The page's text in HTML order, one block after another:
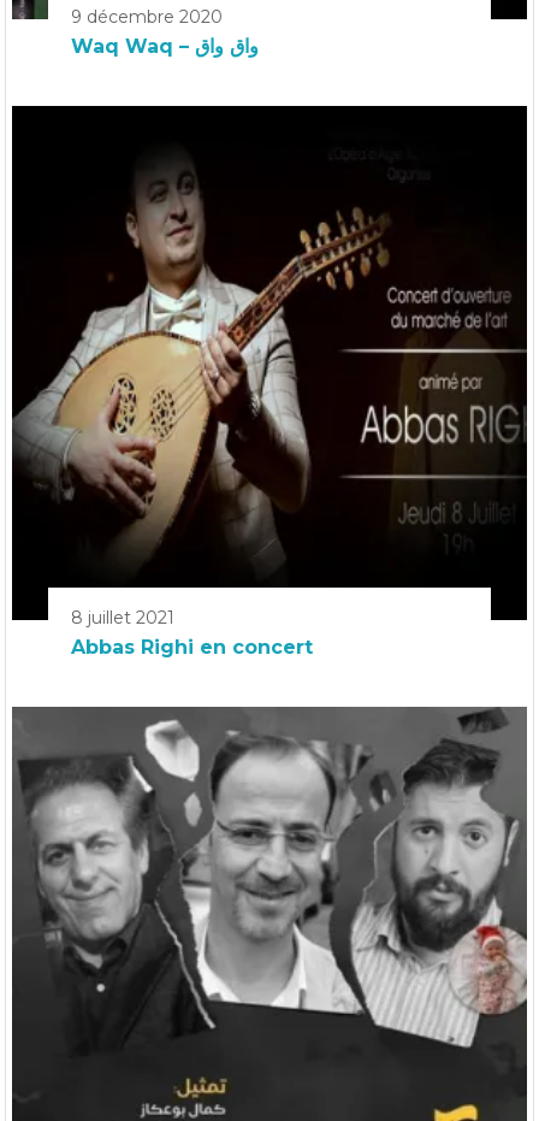
9 décembre 2020
Waq Waq – واق واق
8 juillet 2021
Abbas Righi en concert